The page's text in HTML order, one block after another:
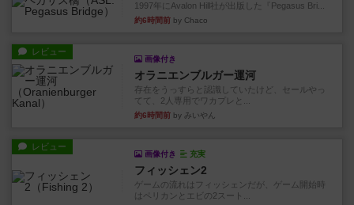
1997年にAvalon Hill社が出版した『Pegasus Bri...
約6時間前 by Chaco
レビュー
画像付き
オラニエンブルガー運河
存在をうっすらと認識していたけど、セールやっ
てて、2人専用でワカプレと...
約6時間前 by みいやん
レビュー
画像付き 充実
フィッシェン2
ゲームの流れはフィッシェンだが、ゲーム開始時
はペリカンとエビの2スート...